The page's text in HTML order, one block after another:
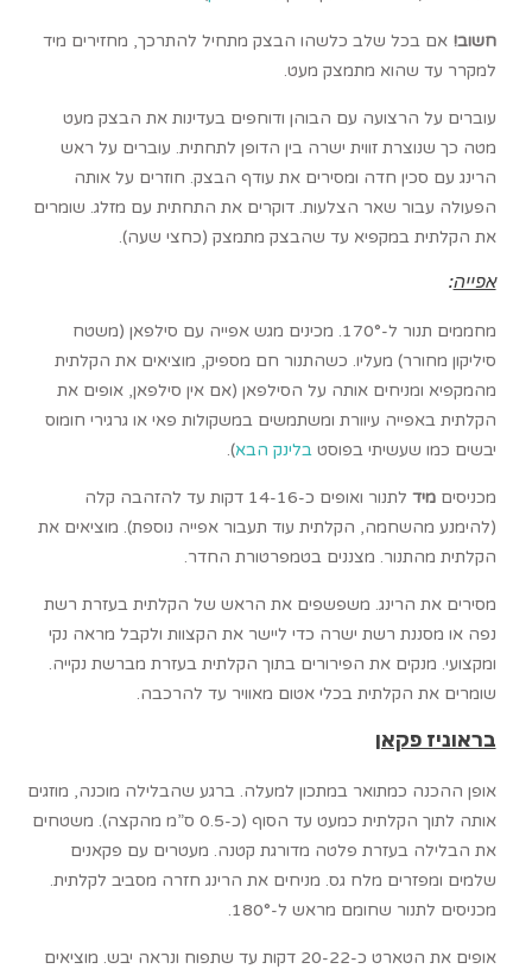
חשוב! אם בכל שלב כלשהו הבצק מתחיל להתרכך, מחזירים מיד
למקרר עד שהוא מתמצק מעט.
עוברים על הרצועה עם הבוהן ודוחפים בעדינות את הבצק מעט
מטה כך שנוצרת זווית ישרה בין הדופן לתחתית. עוברים על ראש
הרינג עם סכין חדה ומסירים את עודף הבצק. חוזרים על אותה
הפעולה עבור שאר הצלעות. דוקרים את התחתית עם מזלג. שומרים
את הקלתית במקפיא עד שהבצק מתמצק (כחצי שעה).
אפייה:
מחממים תנור ל-170°. מכינים מגש אפייה עם סילפאן (משטח
סיליקון מחורר) מעליו. כשהתנור חם מספיק, מוציאים את הקלתית
מהמקפיא ומניחים אותה על הסילפאן (אם אין סילפאן, אופים את
הקלתית באפייה עיוורת ומשתמשים במשקולות פאי או גרגירי חומוס
יבשים כמו שעשיתי בפוסטבלינק הבא).
מכניסיםמיד
לתנור ואופים כ-14-16 דקות עד להזהבה קלה
(להימנע מהשחמה, הקלתית עוד תעבור אפייה נוספת). מוציאים את
הקלתית מהתנור. מצננים בטמפרטורת החדר.
מסירים את הרינג. משפשפים את הראש של הקלתית בעזרת רשת
נפה או מסננת רשת ישרה כדי ליישר את הקצוות ולקבל מראה נקי
ומקצועי. מנקים את הפירורים בתוך הקלתית בעזרת מברשת נקייה.
שומרים את הקלתית בכלי אטום מאוויר עד להרכבה.
בראוניז פקאן
אופן ההכנה כמתואר במתכון למעלה. ברגע שהבלילה מוכנה, מוזגים
אותה לתוך הקלתית כמעט עד הסוף (כ-0.5 ס”מ מהקצה). משטחים
את הבלילה בעזרת פלטה מדורגת קטנה. מעטרים עם פקאנים
שלמים ומפזרים מלח גס. מניחים את הרינג חזרה מסביב לקלתית.
מכניסים לתנור שחומם מראש ל-180°.
אופים את הטארט כ-20-22 דקות עד שתפוח ונראה יבש. מוציאים